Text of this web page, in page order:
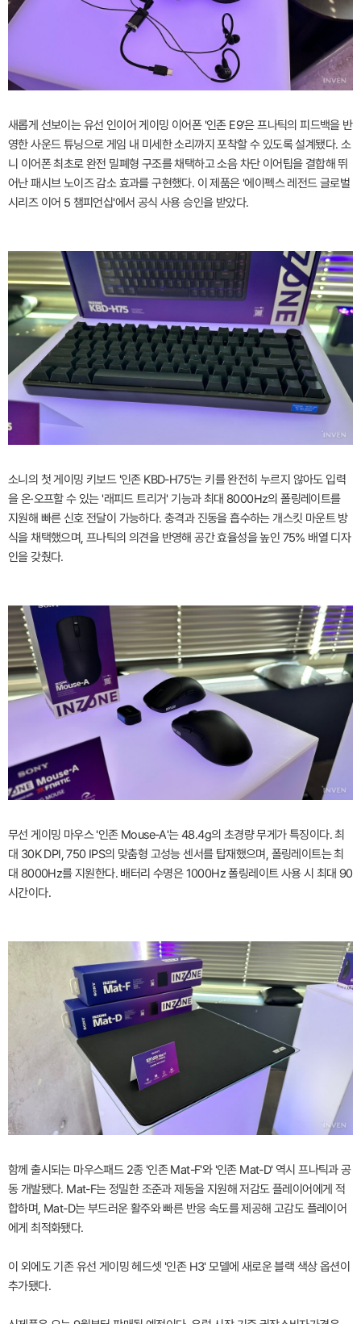
새롭게 선보이는 유선 인이어 게이밍 이어폰 '인존 E9'은 프나틱의 피드백을 반
영한 사운드 튜닝으로 게임 내 미세한 소리까지 포착할 수 있도록 설계됐다. 소
니 이어폰 최초로 완전 밀폐형 구조를 채택하고 소음 차단 이어팁을 결합해 뛰
어난 패시브 노이즈 감소 효과를 구현했다. 이 제품은 '에이펙스 레전드 글로벌
시리즈 이어 5 챔피언십'에서 공식 사용 승인을 받았다.
소니의 첫 게이밍 키보드 '인존 KBD-H75'는 키를 완전히 누르지 않아도 입력
을 온·오프할 수 있는 '래피드 트리거' 기능과 최대 8000Hz의 폴링레이트를
지원해 빠른 신호 전달이 가능하다. 충격과 진동을 흡수하는 개스킷 마운트 방
식을 채택했으며, 프나틱의 의견을 반영해 공간 효율성을 높인 75% 배열 디자
인을 갖췄다.
무선 게이밍 마우스 '인존 Mouse-A'는 48.4g의 초경량 무게가 특징이다. 최
대 30K DPI, 750 IPS의 맞춤형 고성능 센서를 탑재했으며, 폴링레이트는 최
대 8000Hz를 지원한다. 배터리 수명은 1000Hz 폴링레이트 사용 시 최대 90
시간이다.
함께 출시되는 마우스패드 2종 '인존 Mat-F'와 '인존 Mat-D' 역시 프나틱과 공
동 개발됐다. Mat-F는 정밀한 조준과 제동을 지원해 저감도 플레이어에게 적
합하며, Mat-D는 부드러운 활주와 빠른 반응 속도를 제공해 고감도 플레이어
에게 최적화됐다.
이 외에도 기존 유선 게이밍 헤드셋 '인존 H3' 모델에 새로운 블랙 색상 옵션이
추가됐다.